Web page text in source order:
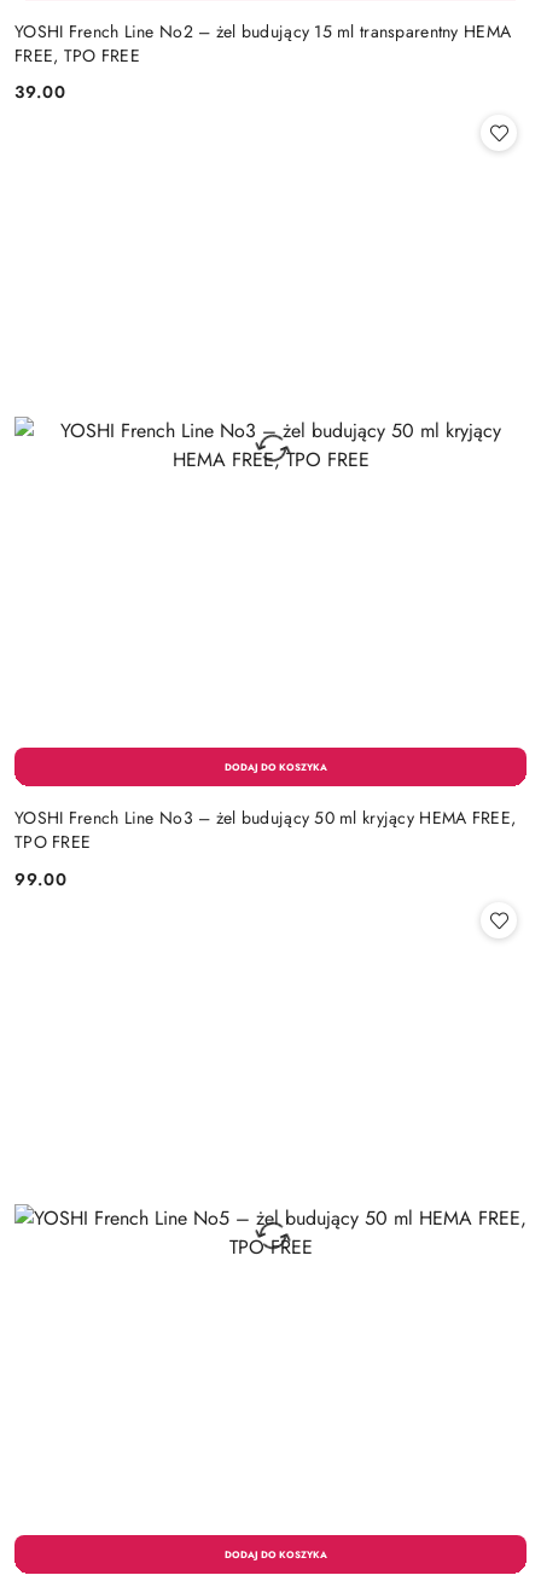
YOSHI French Line No2 – żel budujący 15 ml transparentny HEMA
FREE, TPO FREE
Cena:
39.00
YOSHI French Line No3 – żel budujący 50 ml kryjący HEMA FREE,
TPO FREE
Cena:
99.00